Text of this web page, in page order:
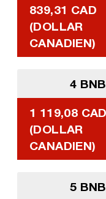
839,31 CAD
(DOLLAR
CANADIEN)
4
1 119,08 CAD
(DOLLAR
CANADIEN)
5